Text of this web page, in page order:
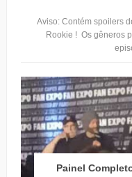
Aviso: Contém spoilers
Rookie ! Os gêneros
Painel